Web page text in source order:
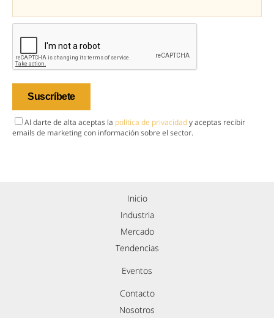
Al darte de alta aceptas la política de privacidady aceptas recibir
emails de marketing con información sobre el sector.
Inicio
Industria
Mercado
Tendencias
Eventos
Contacto
Nosotros